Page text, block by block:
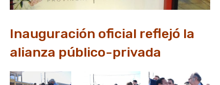
Inauguración oficial reflejó la
alianza público-privada